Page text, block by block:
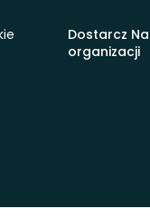
Dostarcz
organizacji